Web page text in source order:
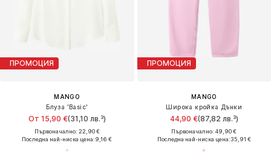
ПРОМОЦИЯ
MANGO
Блуза 'Basic'
От 15,90 €(31,10 лв.³)
Първоначално: 22,90 €
Последна най-ниска цена:9,16 €
ПРОМОЦИЯ
MANGO
Широка кройка Дънки
44,90 €(87,82 лв.³)
Първоначално: 49,90 €
Последна най-ниска цена:35,91 €